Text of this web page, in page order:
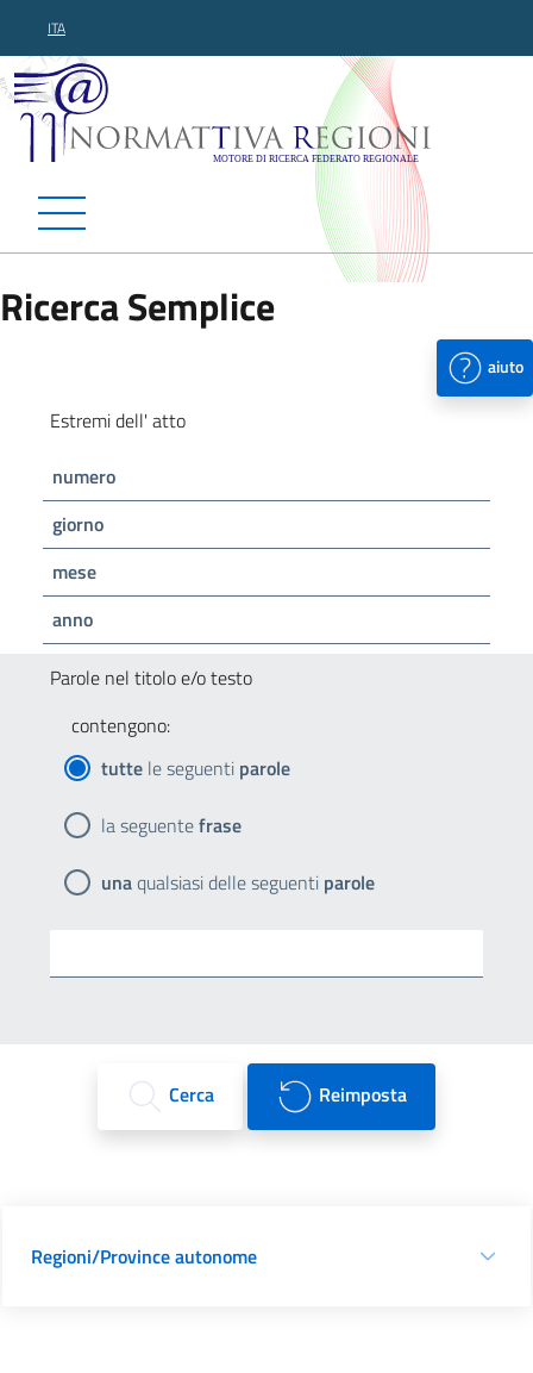
ITA
Normattiva Regioni -
Ricerca Semplice
aiuto
Estremi dell' atto
numero
giorno
mese
anno
Parole nel titolo e/o testo
contengono:
tutte le seguenti parole
la seguentefrase
unaqualsiasi delle seguenti parole
Cerca Reimposta
Regioni/Province autonome